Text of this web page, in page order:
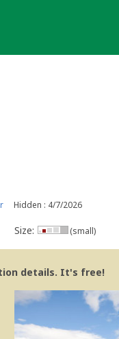
Hidden : 4/7/2026
Size: (small)
details. It's free!